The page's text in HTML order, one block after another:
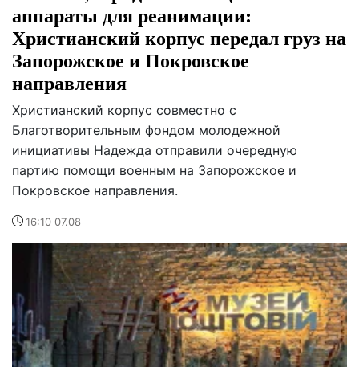
аппараты для реанимации:
Христианский корпус передал груз на
Запорожское и Покровское
направления
Христианский корпус совместно с
Благотворительным фондом молодежной
инициативы Надежда отправили очередную
партию помощи военным на Запорожское и
Покровское направления.
16:10 07.08